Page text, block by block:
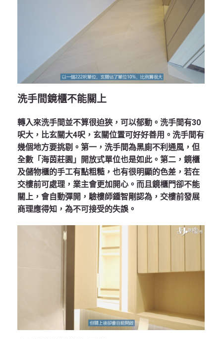
洗手間鏡櫃不能關上
轉入來洗手間並不算很迫狹，可以郁動。洗手間有30
呎大，比玄關大4呎，玄關位置可好好善用。洗手間有
幾個地方要挑剔。第一，洗手間為黑廁不利通風，但
全數「海茵莊園」開放式單位也是如此。第二，鏡櫃
及儲物櫃的手工有點粗糙，也有很明顯的色差，若在
交樓前可處理，業主會更加開心。而且鏡櫃門卻不能
關上，會自動彈開，驗樓師鍾智剛認為，交樓前發展
商理應得知，為不可接受的失誤。